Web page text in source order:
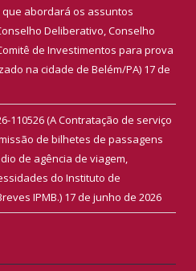
abordará os assuntos
Deliberativo, Conselho
de Investimentos para prova
na cidade de Belém/PA) 17 de
110526 (A Contratação de serviço
de bilhetes de passagens
de agência de viagem,
do Instituto de
IPMB.) 17 de junho de 2026